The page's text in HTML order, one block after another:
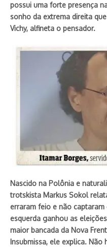
possui uma forte presença
sonho da extrema direita
Vichy, alfineta o pensador.
Nascido na Polônia e
trotskista Markus Sokol
erraram feio e não captaram
esquerda ganhou as
maior bancada da Nova
Insubmissa, ele explica.